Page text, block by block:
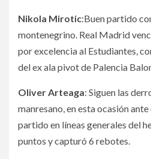
Nikola Mirotic:Buen partido
montenegrino. Real Madrid
por excelencia al Estudiantes,
del ex ala pivot de Palencia
Oliver Arteaga: Siguen las
manresano, en esta ocasión ante
partido en líneas generales del
puntos y capturó 6 rebotes.